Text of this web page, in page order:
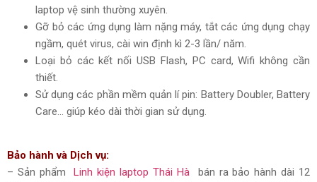
laptop vệ sinh thường xuyên.
Gỡ bỏ các ứng dụng làm nặng máy, tắt các ứng dụng chạy
ngầm, quét virus, cài win định kì 2-3 lần/ năm.
Loại bỏ các kết nối USB Flash, PC card, Wifi không cần
thiết.
Sử dụng các phần mềm quản lí pin: Battery Doubler, Battery
Care… giúp kéo dài thời gian sử dụng.
Bảo hành và Dịch vụ:
– Sản phẩm
Linh kiện laptop Thái Hàbán ra bảo hành dài 12